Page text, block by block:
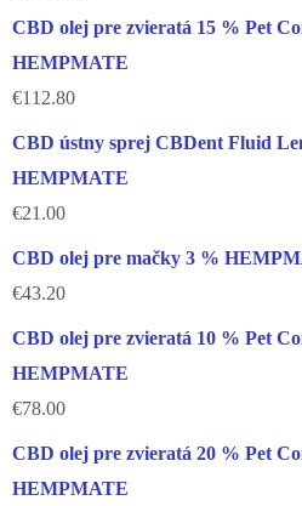
CBD olej pre zvieratá 15 % Pet
HEMPMATE
€112.80
CBD ústny sprej CBDent Fluid
HEMPMATE
€21.00
CBD olej pre mačky 3 %
€43.20
CBD olej pre zvieratá 10 % Pet
HEMPMATE
€78.00
CBD olej pre zvieratá 20 % Pet
HEMPMATE